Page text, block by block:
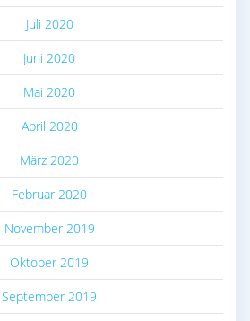
Juli 2020
Juni 2020
Mai 2020
April 2020
März 2020
Februar 2020
November 2019
Oktober 2019
September 2019